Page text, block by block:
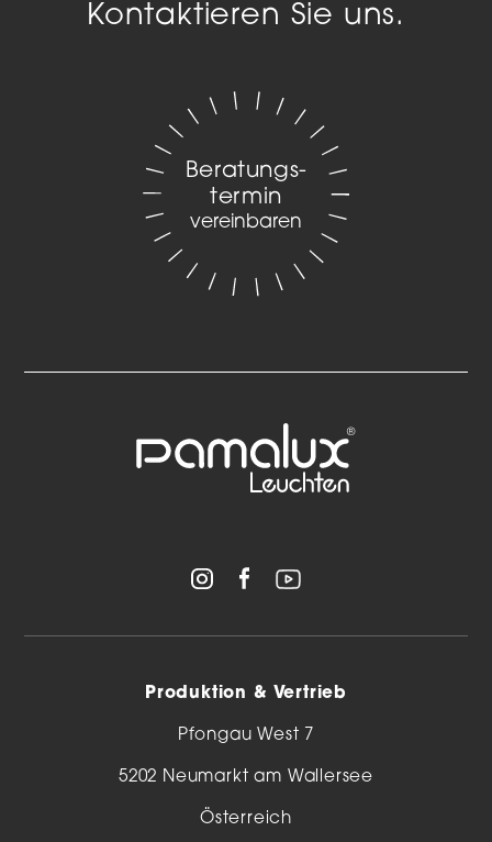
Kontaktieren Sie uns.
Beratungs­
termin
vereinbaren
Produktion & Vertrieb
Pfongau West 7
5202 Neumarkt am Wallersee
Österreich